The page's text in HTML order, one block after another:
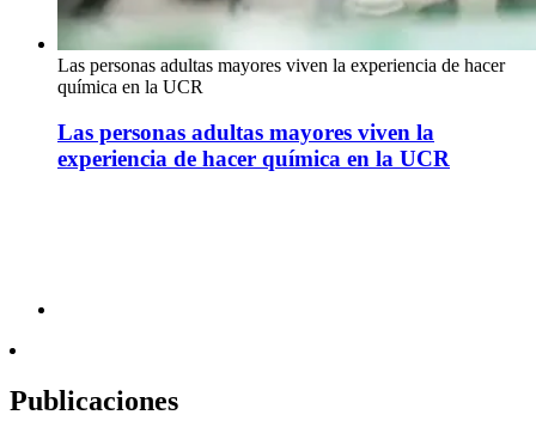
Las personas adultas mayores viven la experiencia de hacer
química en la UCR
Las personas adultas mayores viven la
experiencia de hacer química en la UCR
Publicaciones